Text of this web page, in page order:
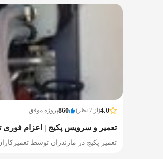
4.0(از 7 نظر) 860پروژه موفق
تعمیر و سرویس پکیج | اعزام فوری
تعمیر پکیج در مازندران توسط